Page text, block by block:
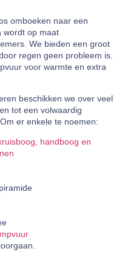
omboeken naar een
wordt op maat
We bieden een groot
regen geen probleem is.
voor warmte en extra
beschikken we over veel
tot een volwaardig
er enkele te noemen:
handboog en